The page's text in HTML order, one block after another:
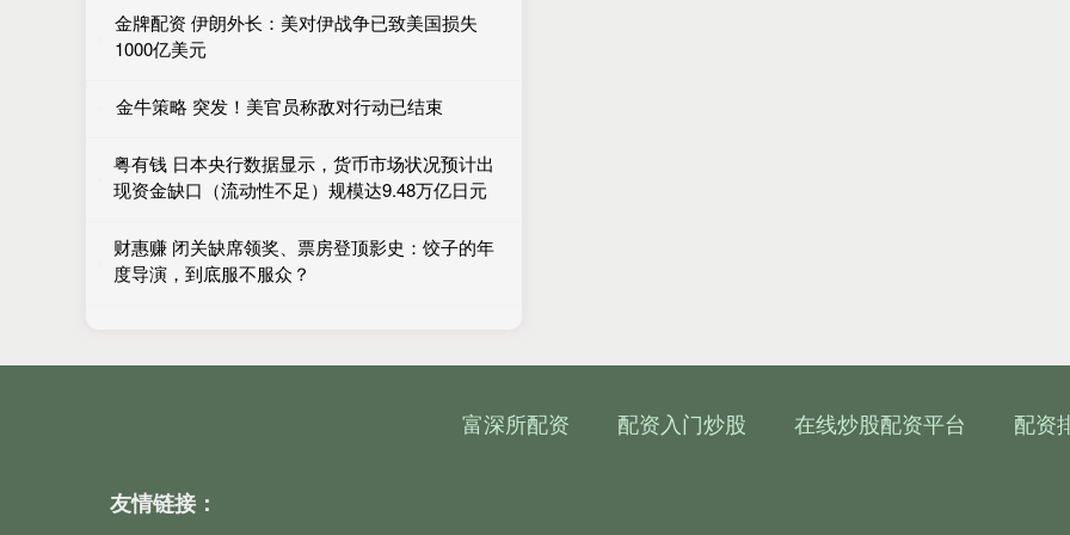
金牌配资 伊朗外长：美对伊战争已致美国损失
1000亿美元
金牛策略 突发！美官员称敌对行动已结束
粤有钱 日本央行数据显示，货币市场状况预计出
现资金缺口（流动性不足）规模达9.48万亿日元
财惠赚 闭关缺席领奖、票房登顶影史：饺子的年
度导演，到底服不服众？
富深所配资 配资入门炒股 在线炒股配资平台 配资
友情链接：